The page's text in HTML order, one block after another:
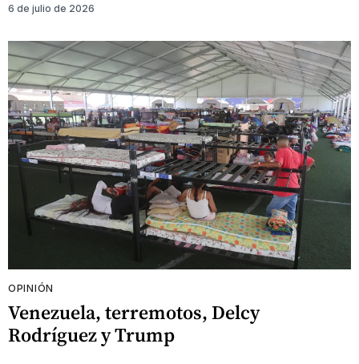
6 de julio de 2026
OPINIÓN
Venezuela, terremotos, Delcy
Rodríguez y Trump